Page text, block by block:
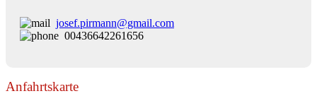
josef.pirmann@gmail.com
00436642261656
Anfahrtskarte